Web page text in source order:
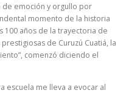
de emoción y orgullo por
momento de la historia
100 años de la trayectoria de
de Curuzú Cuatiá, la
comenzó diciendo el
escuela me lleva a evocar al